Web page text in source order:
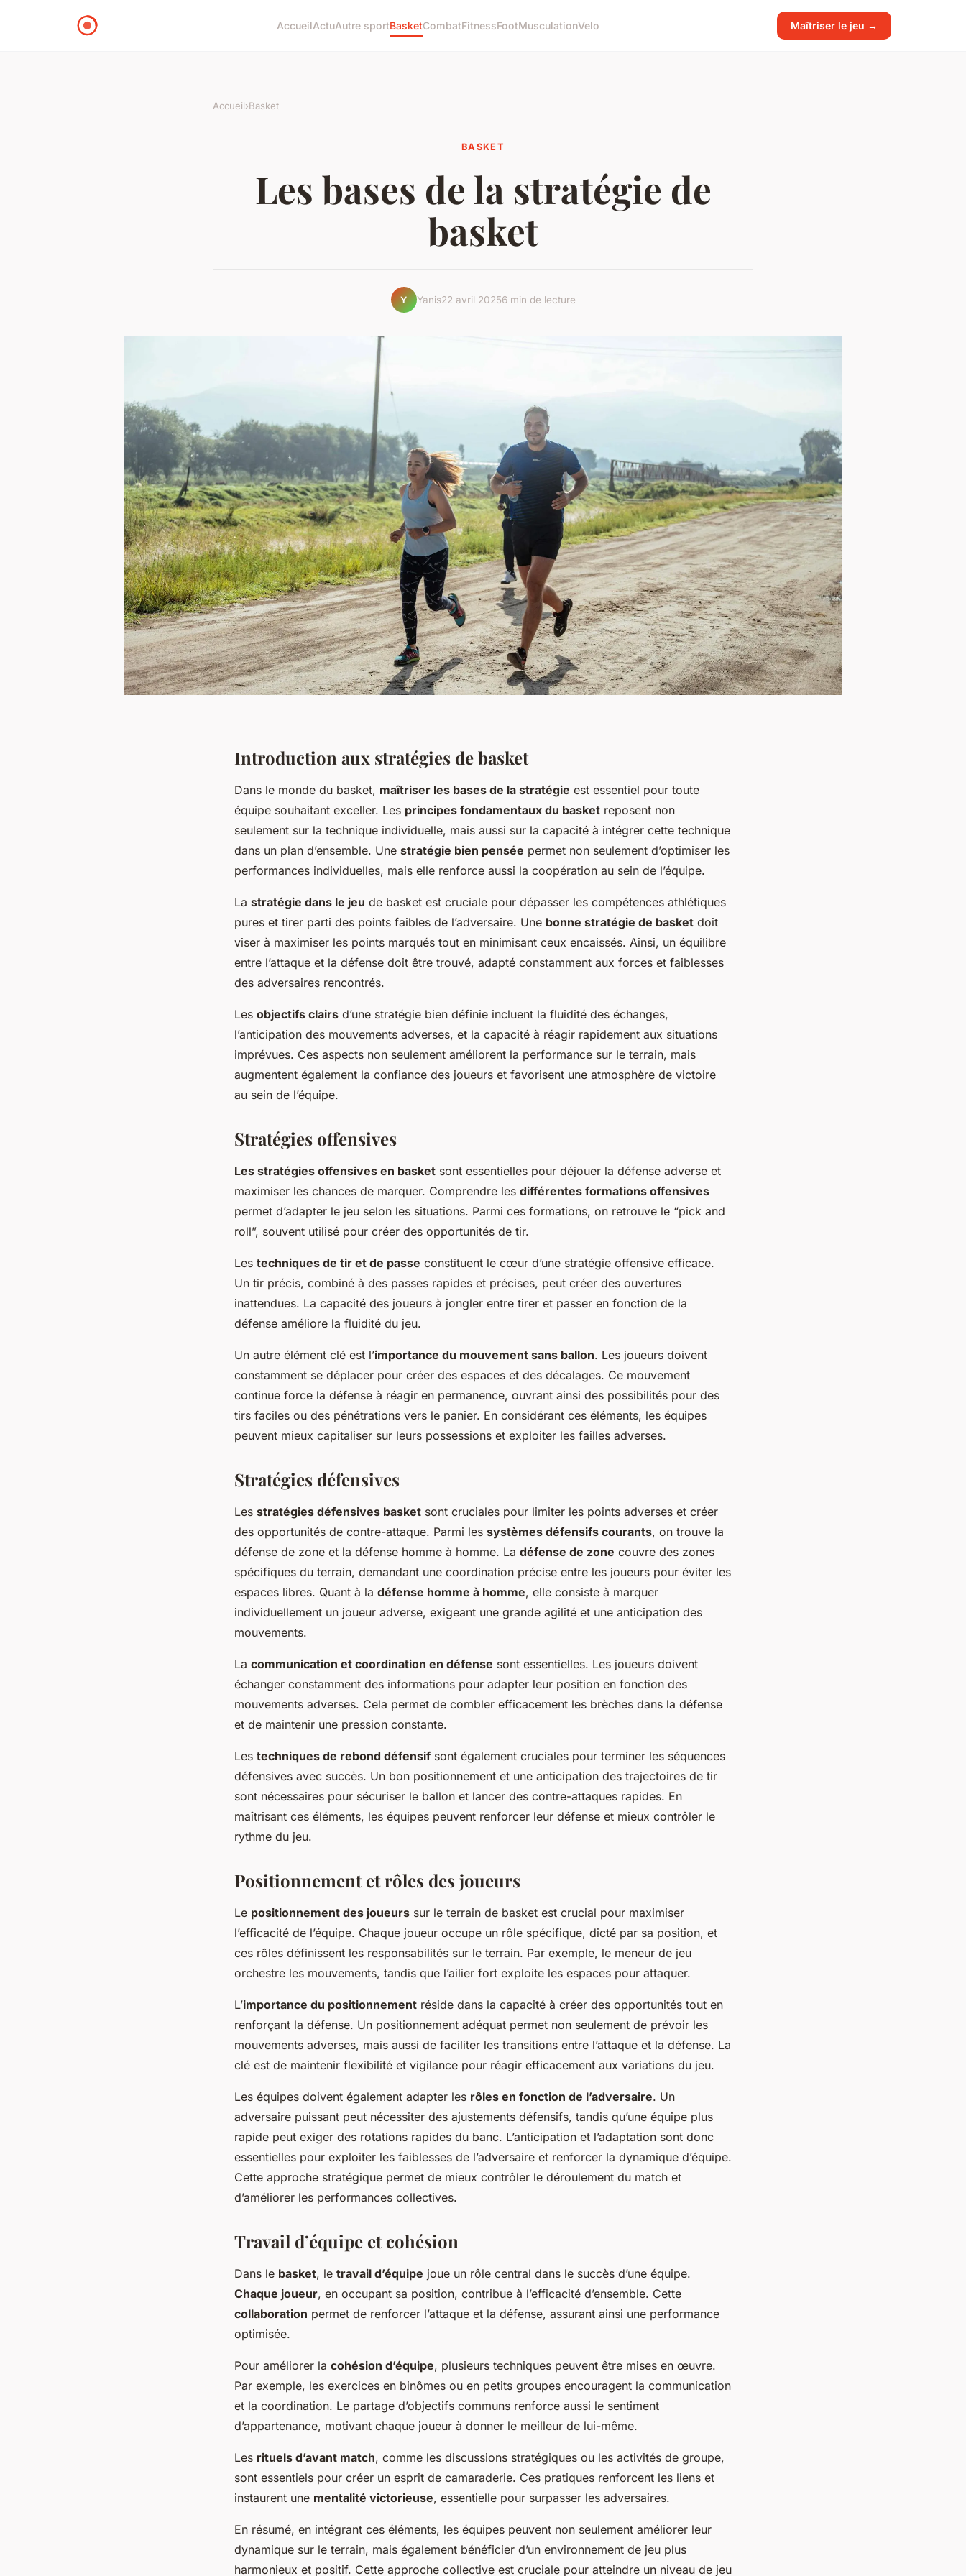
AccueilActuAutre sportBasketCombatFitnessFootMusculationVelo Maîtriser le jeu →
Accueil›Basket
BASKET
Les bases de la stratégie de
basket
Y Yanis22 avril 20256 min de lecture
Introduction aux stratégies de basket
Dans le monde du basket, maîtriser les bases de la stratégie est essentiel pour toute
équipe souhaitant exceller. Les principes fondamentaux du basket reposent non
seulement sur la technique individuelle, mais aussi sur la capacité à intégrer cette technique
dans un plan d’ensemble. Une stratégie bien pensée permet non seulement d’optimiser les
performances individuelles, mais elle renforce aussi la coopération au sein de l’équipe.
La stratégie dans le jeu de basket est cruciale pour dépasser les compétences athlétiques
pures et tirer parti des points faibles de l’adversaire. Une bonne stratégie de basket doit
viser à maximiser les points marqués tout en minimisant ceux encaissés. Ainsi, un équilibre
entre l’attaque et la défense doit être trouvé, adapté constamment aux forces et faiblesses
des adversaires rencontrés.
Les objectifs clairs d’une stratégie bien définie incluent la fluidité des échanges,
l’anticipation des mouvements adverses, et la capacité à réagir rapidement aux situations
imprévues. Ces aspects non seulement améliorent la performance sur le terrain, mais
augmentent également la confiance des joueurs et favorisent une atmosphère de victoire
au sein de l’équipe.
Stratégies offensives
Les stratégies offensives en basket sont essentielles pour déjouer la défense adverse et
maximiser les chances de marquer. Comprendre les différentes formations offensives
permet d’adapter le jeu selon les situations. Parmi ces formations, on retrouve le “pick and
roll”, souvent utilisé pour créer des opportunités de tir.
Les techniques de tir et de passe constituent le cœur d’une stratégie offensive efficace.
Un tir précis, combiné à des passes rapides et précises, peut créer des ouvertures
inattendues. La capacité des joueurs à jongler entre tirer et passer en fonction de la
défense améliore la fluidité du jeu.
Un autre élément clé est l’importance du mouvement sans ballon. Les joueurs doivent
constamment se déplacer pour créer des espaces et des décalages. Ce mouvement
continue force la défense à réagir en permanence, ouvrant ainsi des possibilités pour des
tirs faciles ou des pénétrations vers le panier. En considérant ces éléments, les équipes
peuvent mieux capitaliser sur leurs possessions et exploiter les failles adverses.
Stratégies défensives
Les stratégies défensives basket sont cruciales pour limiter les points adverses et créer
des opportunités de contre-attaque. Parmi les systèmes défensifs courants, on trouve la
défense de zone et la défense homme à homme. La défense de zone couvre des zones
spécifiques du terrain, demandant une coordination précise entre les joueurs pour éviter les
espaces libres. Quant à la défense homme à homme, elle consiste à marquer
individuellement un joueur adverse, exigeant une grande agilité et une anticipation des
mouvements.
La communication et coordination en défense sont essentielles. Les joueurs doivent
échanger constamment des informations pour adapter leur position en fonction des
mouvements adverses. Cela permet de combler efficacement les brèches dans la défense
et de maintenir une pression constante.
Les techniques de rebond défensif sont également cruciales pour terminer les séquences
défensives avec succès. Un bon positionnement et une anticipation des trajectoires de tir
sont nécessaires pour sécuriser le ballon et lancer des contre-attaques rapides. En
maîtrisant ces éléments, les équipes peuvent renforcer leur défense et mieux contrôler le
rythme du jeu.
Positionnement et rôles des joueurs
Le positionnement des joueurs sur le terrain de basket est crucial pour maximiser
l’efficacité de l’équipe. Chaque joueur occupe un rôle spécifique, dicté par sa position, et
ces rôles définissent les responsabilités sur le terrain. Par exemple, le meneur de jeu
orchestre les mouvements, tandis que l’ailier fort exploite les espaces pour attaquer.
L’importance du positionnement réside dans la capacité à créer des opportunités tout en
renforçant la défense. Un positionnement adéquat permet non seulement de prévoir les
mouvements adverses, mais aussi de faciliter les transitions entre l’attaque et la défense. La
clé est de maintenir flexibilité et vigilance pour réagir efficacement aux variations du jeu.
Les équipes doivent également adapter les rôles en fonction de l’adversaire. Un
adversaire puissant peut nécessiter des ajustements défensifs, tandis qu’une équipe plus
rapide peut exiger des rotations rapides du banc. L’anticipation et l’adaptation sont donc
essentielles pour exploiter les faiblesses de l’adversaire et renforcer la dynamique d’équipe.
Cette approche stratégique permet de mieux contrôler le déroulement du match et
d’améliorer les performances collectives.
Travail d’équipe et cohésion
Dans le basket, le travail d’équipe joue un rôle central dans le succès d’une équipe.
Chaque joueur, en occupant sa position, contribue à l’efficacité d’ensemble. Cette
collaboration permet de renforcer l’attaque et la défense, assurant ainsi une performance
optimisée.
Pour améliorer la cohésion d’équipe, plusieurs techniques peuvent être mises en œuvre.
Par exemple, les exercices en binômes ou en petits groupes encouragent la communication
et la coordination. Le partage d’objectifs communs renforce aussi le sentiment
d’appartenance, motivant chaque joueur à donner le meilleur de lui-même.
Les rituels d’avant match, comme les discussions stratégiques ou les activités de groupe,
sont essentiels pour créer un esprit de camaraderie. Ces pratiques renforcent les liens et
instaurent une mentalité victorieuse, essentielle pour surpasser les adversaires.
En résumé, en intégrant ces éléments, les équipes peuvent non seulement améliorer leur
dynamique sur le terrain, mais également bénéficier d’un environnement de jeu plus
harmonieux et positif. Cette approche collective est cruciale pour atteindre un niveau de jeu